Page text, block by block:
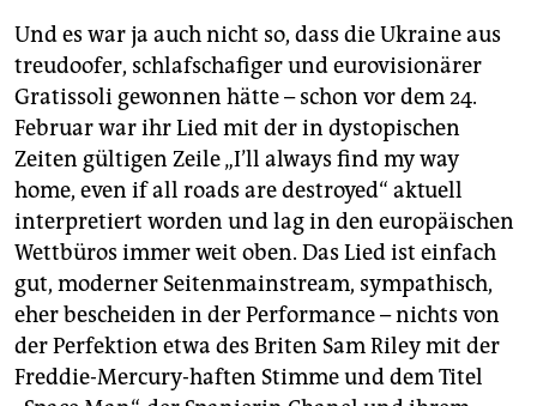
8. Griechenland:
Amanda Georgiadi Tenfjord
– Die
Together (215)
9. Portugal:Maro– Saudade Saudade (207)
10. Norwegen:Subwoolfer – Give That Wolf A Banana
(182)
(…)
25. Deutschland:Malik Harris– Rockstars (6)
Alle Ergebnisse hier
Und es war ja auch nicht so, dass die Ukraine aus
treudoofer, schlafschafiger und eurovisionärer
Gratissoli gewonnen hätte – schon vor dem 24.
Februar war ihr Lied mit der in dystopischen
Zeiten gültigen Zeile „I’ll always find my way
home, even if all roads are destroyed“ aktuell
interpretiert worden und lag in den europäischen
Wettbüros immer weit oben. Das Lied ist einfach
gut, moderner Seitenmainstream, sympathisch,
eher bescheiden in der Performance – nichts von
der Perfektion etwa des Briten Sam Riley mit der
Freddie-Mercury-haften Stimme und dem Titel